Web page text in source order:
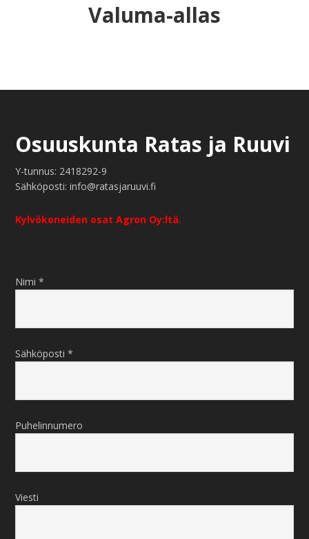
Valuma-allas
Osuuskunta Ratas ja Ruuvi
Y-tunnus: 2418292-9
Sähköposti: info@ratasjaruuvi.fi
Kylvökoneiden osat Agron Oy:ltä.
Nimi *
Sähköposti *
Puhelinnumero
Viesti